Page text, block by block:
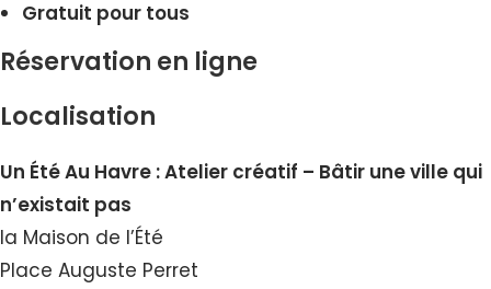
Gratuit pour tous
Réservation en ligne
Localisation
Un Été Au Havre : Atelier créatif – Bâtir une ville qui
n’existait pas
la Maison de l’Été
Place Auguste Perret